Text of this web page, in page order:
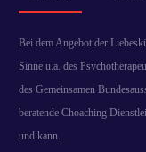
Bei dem Angebot der
Sinne u.a. des
des Gemeinsamen
beratende Choaching
und kann.